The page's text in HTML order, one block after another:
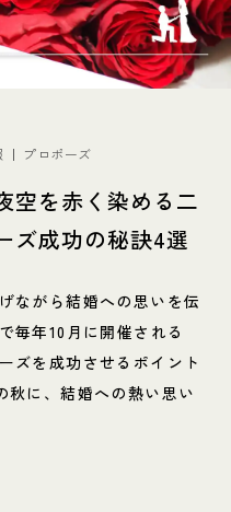
プロポーズ
空を赤く染める二
ズ成功の秘訣4選
ながら結婚への思いを伝
毎年10月に開催される
ズを成功させるポイント
秋に、結婚への熱い思い